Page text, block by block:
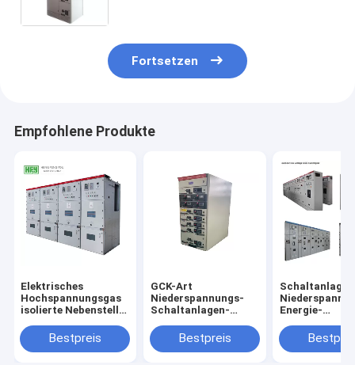
Fortsetzen
Empfohlene Produkte
Elektrisches
Hochspannungsgas
isolierte Nebenstelle
kyn28-12Bestpreis
GCK-Art
Niederspannungs-
Schaltanlagen-
starke
Vielseitigkeits-
Bestpreis
Schaltanlage
Energie-
GGD